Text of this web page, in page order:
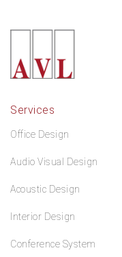
Services
Office Design
Audio Visual Design
Acoustic Design
Interior Design
Conference System